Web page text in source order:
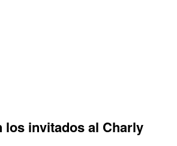
los invitados al Charly